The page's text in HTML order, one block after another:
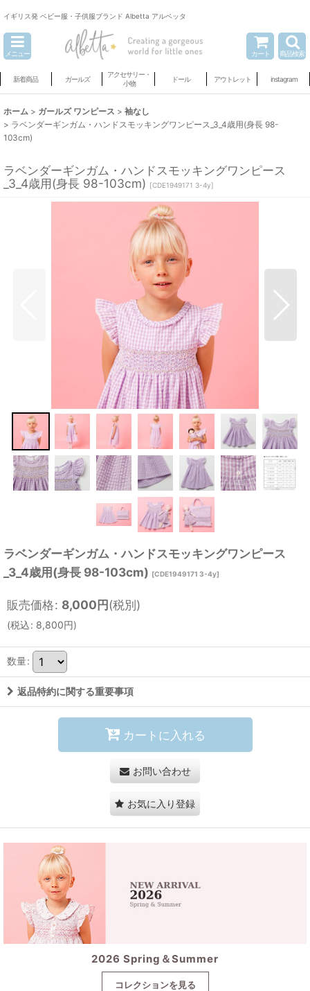
イギリス発 ベビー服・子供服ブランド Albetta アルベッタ
メニュー カート 商品検索
新着商品 ガールズ
アクセサリー・
小物
ドール アウトレット instagram
ホーム > ガールズ ワンピース > 袖なし
> ラベンダーギンガム・ハンドスモッキングワンピース_3_4歳用(身長 98-
103cm)
ラベンダーギンガム・ハンドスモッキングワンピース
_3_4歳用(身長 98-103cm) [CDE1949171 3-4y]
ラベンダーギンガム・ハンドスモッキングワンピース
_3_4歳用(身長 98-103cm) [CDE1949171 3-4y]
販売価格: 8,000円(税別)
(税込: 8,800円)
数量:
返品特約に関する重要事項
カートに入れる
お問い合わせ
お気に入り登録
2026 Spring＆Summer
コレクションを見る